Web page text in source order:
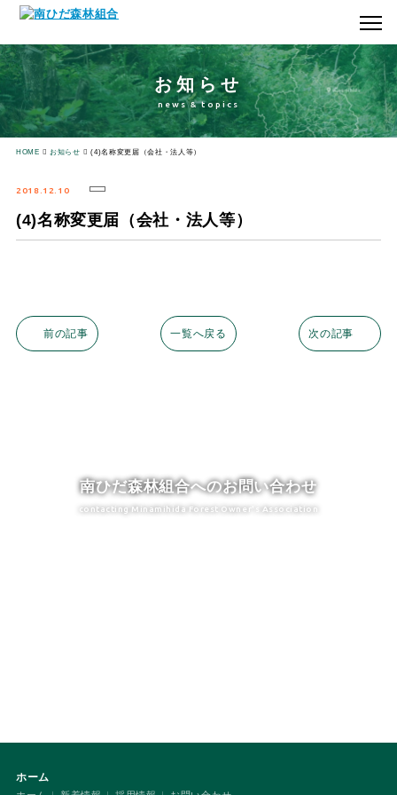
お知らせ
news & topics
HOME お知らせ (4)名称変更届（会社・法人等）
2018.12.10
(4)名称変更届（会社・法人等）
次の記事
一覧へ戻る
前の記事
南ひだ森林組合へのお問い合わせ
contacting Minamihida Forest Owner's Association
ホーム